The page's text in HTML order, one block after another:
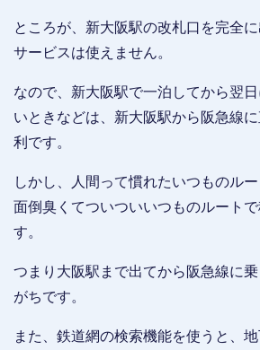
ところが、新大阪駅の改札口を完全
サービスは使えません。
なので、新大阪駅で一泊してから翌
いときなどは、新大阪駅から阪急線
利です。
しかし、人間って慣れたいつものルー
面倒臭くてついついいつものルート
す。
つまり大阪駅まで出てから阪急線に
がちです。
また、鉄道網の検索機能を使うと、